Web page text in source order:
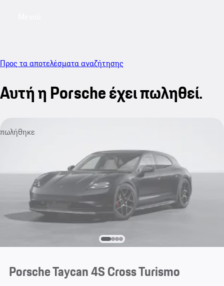
Προς τα αποτελέσματα αναζήτησης
Αυτή η Porsche έχει πωληθεί.
πωλήθηκε
Porsche Taycan 4S Cross Turismo